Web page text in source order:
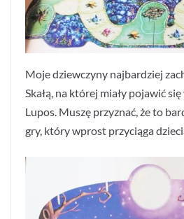
Moje dziewczyny najbardziej
Skałą, na której miały pojawić
Lupos. Muszę przyznać, że to
gry, który wprost przyciąga